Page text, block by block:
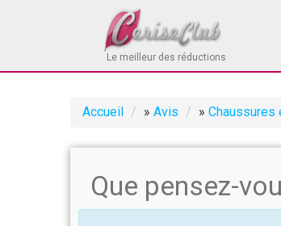
Le meilleur des réductions
Accueil » Avis » Chaussures
Que pensez-